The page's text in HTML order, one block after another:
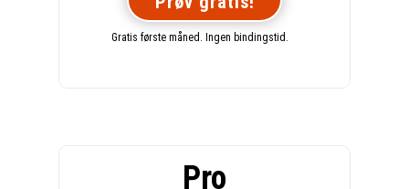
Gratis første måned. Ingen bindingstid.
Pro